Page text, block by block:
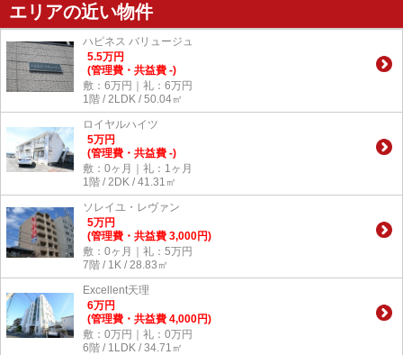
エリアの近い物件
ハピネス バリュージュ
5.5万円
(管理費・共益費 -)
敷：6万円｜礼：6万円
1階 / 2LDK / 50.04㎡
ロイヤルハイツ
5万円
(管理費・共益費 -)
敷：0ヶ月｜礼：1ヶ月
1階 / 2DK / 41.31㎡
ソレイユ・レヴァン
5万円
(管理費・共益費 3,000円)
敷：0ヶ月｜礼：5万円
7階 / 1K / 28.83㎡
Excellent天理
6万円
(管理費・共益費 4,000円)
敷：0万円｜礼：0万円
6階 / 1LDK / 34.71㎡